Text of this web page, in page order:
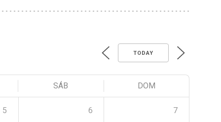
TODAY
SÁB DOM
5 6 7